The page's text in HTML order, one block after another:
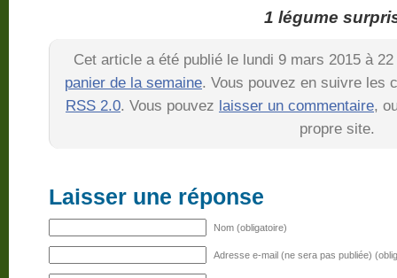
1 légume
Cet article a été publié le lundi 9 mars 2015 à
panier de la semaine. Vous pouvez en suivre les
RSS 2.0. Vous pouvez laisser un commentaire,
propre site.
Laisser une réponse
Nom (obligatoire)
Adresse e-mail (ne sera pas publiée)